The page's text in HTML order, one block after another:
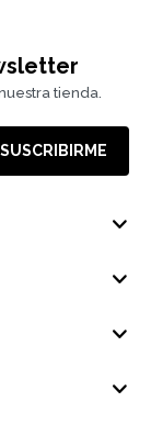
tienda.
SUSCRIBIRME